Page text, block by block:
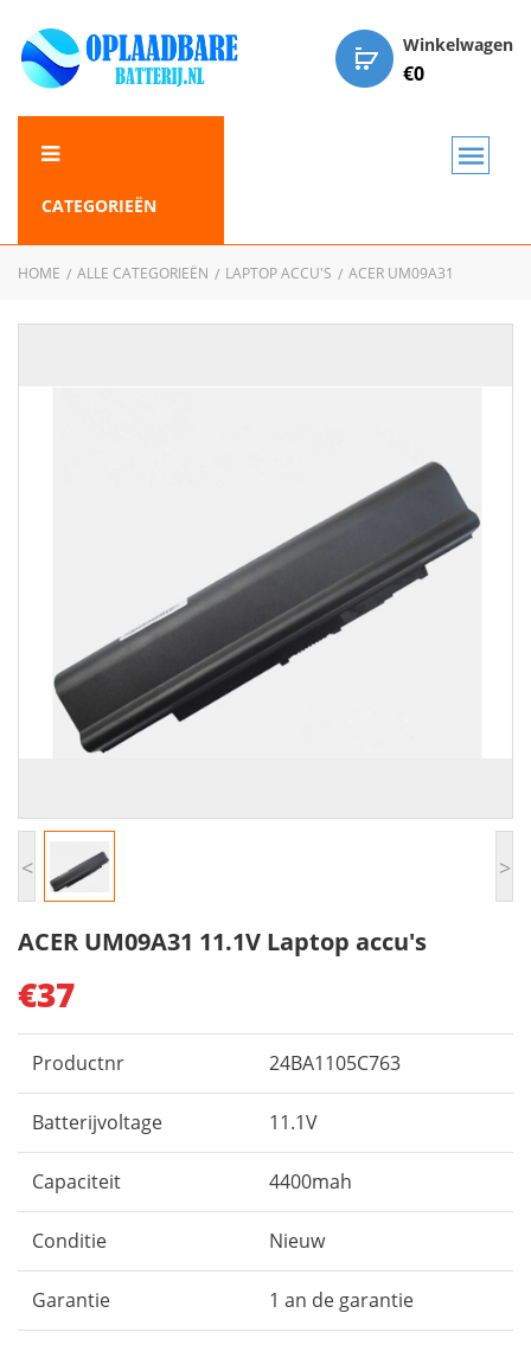
Winkelwagen
€0
CATEGORIEËN
HOME ALLE CATEGORIEËN LAPTOP ACCU'S ACER UM09A31
< >
ACER UM09A31 11.1V Laptop accu's
€37
Productnr 24BA1105C763
Batterijvoltage 11.1V
Capaciteit 4400mah
Conditie Nieuw
Garantie 1 an de garantie